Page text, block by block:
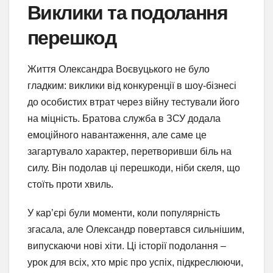
Виклики та подолання
перешкод
Життя Олександра Воєвуцького не було
гладким: виклики від конкуренції в шоу-бізнесі
до особистих втрат через війну тестували його
на міцність. Братова служба в ЗСУ додала
емоційного навантаження, але саме це
загартувало характер, перетворивши біль на
силу. Він подолав ці перешкоди, ніби скеля, що
стоїть проти хвиль.
У кар’єрі були моменти, коли популярність
згасала, але Олександр повертався сильнішим,
випускаючи нові хіти. Ці історії подолання –
урок для всіх, хто мріє про успіх, підкреслюючи,